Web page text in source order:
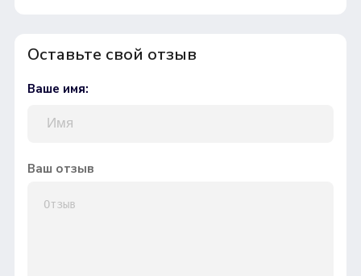
Оставьте свой отзыв
Ваше имя:
Ваш отзыв